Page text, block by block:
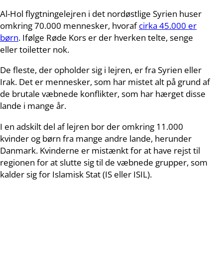
Al-Hol flygtningelejren i det nordøstlige Syrien huser
omkring 70.000 mennesker, hvorafcirka 45.000 er
børn. Ifølge Røde Kors er der hverken telte, senge
eller toiletter nok.
De fleste, der opholder sig i lejren, er fra Syrien eller
Irak. Det er mennesker, som har mistet alt på grund af
de brutale væbnede konflikter, som har hærget disse
lande i mange år.
I en adskilt del af lejren bor der omkring 11.000
kvinder og børn fra mange andre lande, herunder
Danmark. Kvinderne er mistænkt for at have rejst til
regionen for at slutte sig til de væbnede grupper, som
kalder sig for Islamisk Stat (IS eller ISIL).